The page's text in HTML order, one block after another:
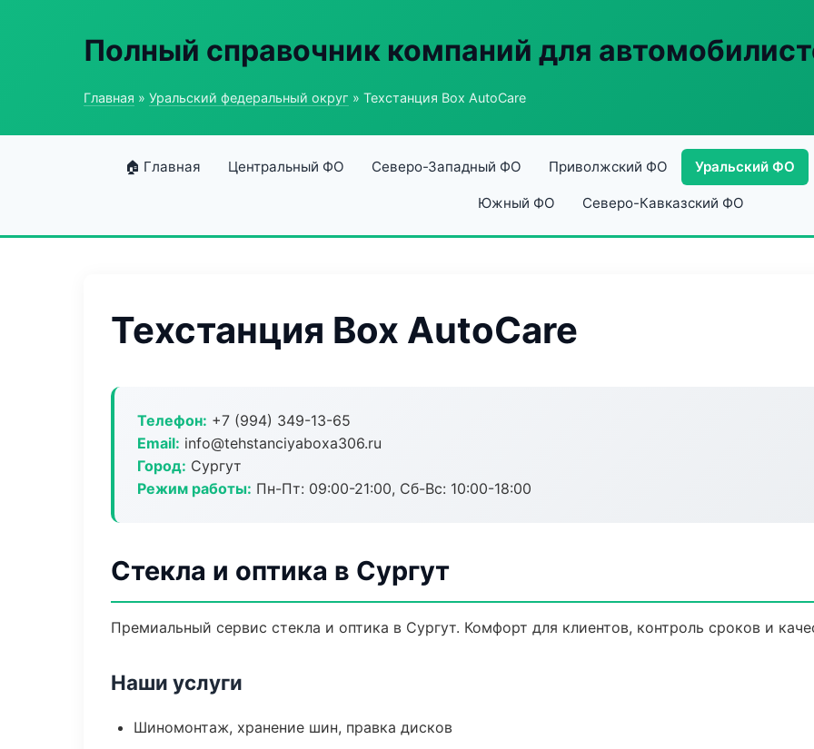
Полный справочник компаний для
Главная » Уральский федеральный округ » Техстанция Box AutoCare
🏠 Главная Центральный ФО Северо-Западный ФО Приволжский ФО Уральский ФО
Южный ФО Северо-Кавказский ФО
Техстанция Box AutoCare
Телефон: +7 (994) 349-13-65
Email: info@tehstanciyaboxa306.ru
Город: Сургут
Режим работы: Пн-Пт: 09:00-21:00, Сб-Вс: 10:00-18:00
Стекла и оптика в Сургут
Премиальный сервис стекла и оптика в Сургут. Комфорт для клиентов, контроль сроков и
Наши услуги
Шиномонтаж, хранение шин, правка дисков